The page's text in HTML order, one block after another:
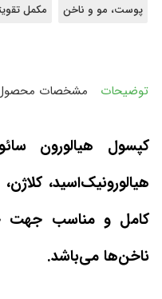
پوست، مو و ناخن
مکمل
توضیحات مشخصات
کپسول هیالورون
کامل و مناسب جهت
ناخن‌ها می‌باشد.